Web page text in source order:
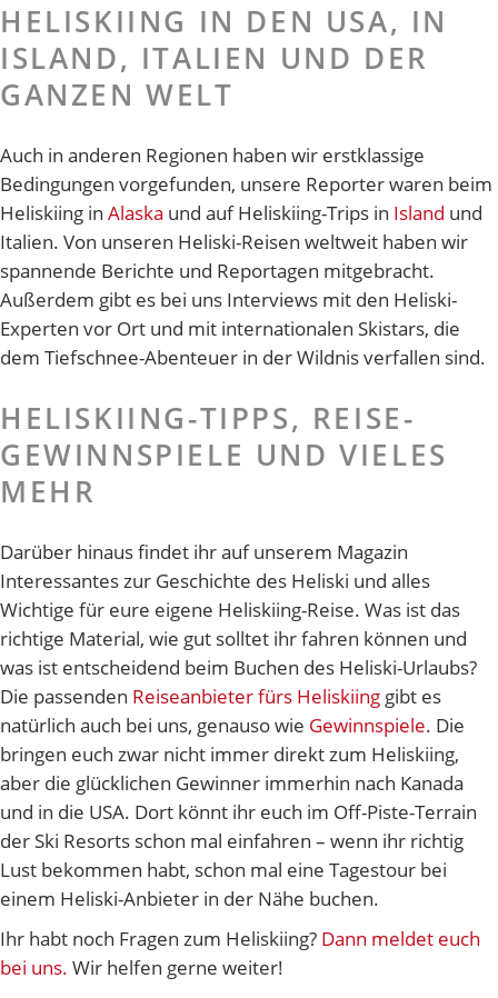
HELISKIING IN DEN USA, IN
ISLAND, ITALIEN UND DER
GANZEN WELT
Auch in anderen Regionen haben wir erstklassige
Bedingungen vorgefunden, unsere Reporter waren beim
Heliskiing in Alaska und auf Heliskiing-Trips in Island und
Italien. Von unseren Heliski-Reisen weltweit haben wir
spannende Berichte und Reportagen mitgebracht.
Außerdem gibt es bei uns Interviews mit den Heliski-
Experten vor Ort und mit internationalen Skistars, die
dem Tiefschnee-Abenteuer in der Wildnis verfallen sind.
HELISKIING-TIPPS, REISE-
GEWINNSPIELE UND VIELES
MEHR
Darüber hinaus findet ihr auf unserem Magazin
Interessantes zur Geschichte des Heliski und alles
Wichtige für eure eigene Heliskiing-Reise. Was ist das
richtige Material, wie gut solltet ihr fahren können und
was ist entscheidend beim Buchen des Heliski-Urlaubs?
Die passenden Reiseanbieter fürs Heliskiing gibt es
natürlich auch bei uns, genauso wie Gewinnspiele. Die
bringen euch zwar nicht immer direkt zum Heliskiing,
aber die glücklichen Gewinner immerhin nach Kanada
und in die USA. Dort könnt ihr euch im Off-Piste-Terrain
der Ski Resorts schon mal einfahren – wenn ihr richtig
Lust bekommen habt, schon mal eine Tagestour bei
einem Heliski-Anbieter in der Nähe buchen.
Ihr habt noch Fragen zum Heliskiing? Dann meldet euch
bei uns. Wir helfen gerne weiter!